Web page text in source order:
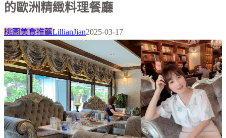
的歐洲精緻料理餐廳
桃園美食推薦LillianJian2025-03-17